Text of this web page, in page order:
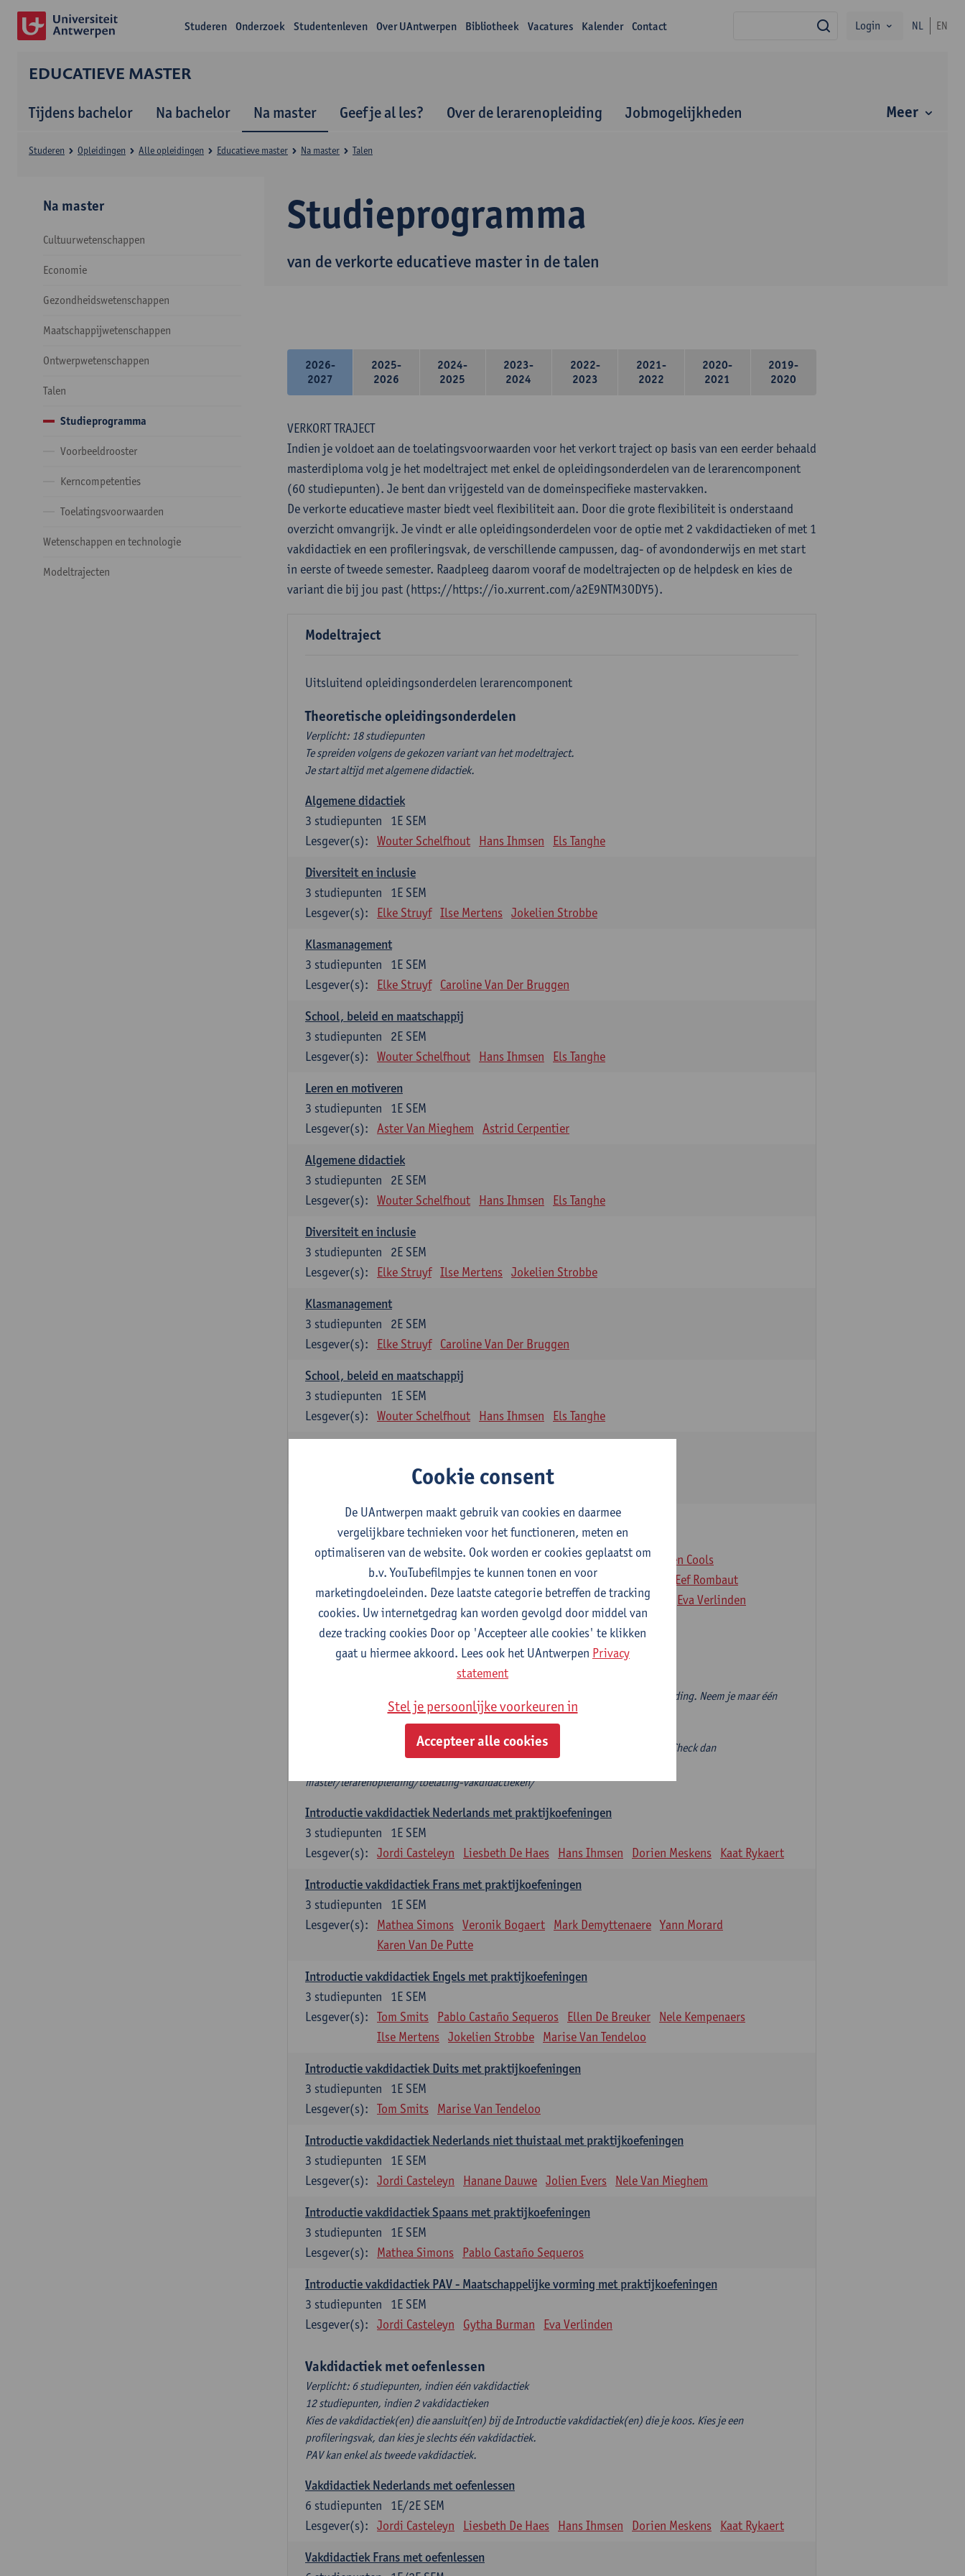
Studeren Onderzoek Studentenleven Over UAntwerpen Bibliotheek Vacatures Kalender Contact zoekLogin NL EN
EDUCATIEVE MASTER
Tijdens bachelor Na bachelor Na master Geef je al les? Over de lerarenopleiding Jobmogelijkheden Meer
Studieprogramma
van de verkorte educatieve master in de talen
Studeren Opleidingen Alle opleidingen Educatieve master Na master Talen
Na master
Cultuurwetenschappen
Economie
Gezondheidswetenschappen
Maatschappijwetenschappen
Ontwerpwetenschappen
Talen
Studieprogramma
Voorbeeldrooster
Kerncompetenties
Toelatingsvoorwaarden
Wetenschappen en technologie
Modeltrajecten
2026-
2027
2025-
2026
2024-
2025
2023-
2024
2022-
2023
2021-
2022
2020-
2021
2019-
2020
VERKORT TRAJECT
Indien je voldoet aan de toelatingsvoorwaarden voor het verkort traject op basis van een eerder behaald
masterdiploma volg je het modeltraject met enkel de opleidingsonderdelen van de lerarencomponent
(60 studiepunten). Je bent dan vrijgesteld van de domeinspecifieke mastervakken.
De verkorte educatieve master biedt veel flexibiliteit aan. Door die grote flexibiliteit is onderstaand
overzicht omvangrijk. Je vindt er alle opleidingsonderdelen voor de optie met 2 vakdidactieken of met 1
vakdidactiek en een profileringsvak, de verschillende campussen, dag- of avondonderwijs en met start
in eerste of tweede semester. Raadpleeg daarom vooraf de modeltrajecten op de helpdesk en kies de
variant die bij jou past (https://https://io.xurrent.com/a2E9NTM3ODY5).
Modeltraject
Uitsluitend opleidingsonderdelen lerarencomponent
Theoretische opleidingsonderdelen
Verplicht: 18 studiepunten
Te spreiden volgens de gekozen variant van het modeltraject.
Je start altijd met algemene didactiek.
Algemene didactiek
1E SEM
3 studiepunten
Lesgever(s):
Wouter Schelfhout Hans Ihmsen Els Tanghe
Diversiteit en inclusie
1E SEM
3 studiepunten
Lesgever(s):
Elke Struyf Ilse Mertens Jokelien Strobbe
Klasmanagement
1E SEM
3 studiepunten
Lesgever(s):
Elke Struyf Caroline Van Der Bruggen
School, beleid en maatschappij
2E SEM
3 studiepunten
Lesgever(s):
Wouter Schelfhout Hans Ihmsen Els Tanghe
Leren en motiveren
1E SEM
3 studiepunten
Lesgever(s):
Aster Van Mieghem Astrid Cerpentier
Algemene didactiek
2E SEM
3 studiepunten
Lesgever(s):
Wouter Schelfhout Hans Ihmsen Els Tanghe
Diversiteit en inclusie
2E SEM
3 studiepunten
Lesgever(s):
Elke Struyf Ilse Mertens Jokelien Strobbe
Klasmanagement
2E SEM
3 studiepunten
Lesgever(s):
Elke Struyf Caroline Van Der Bruggen
School, beleid en maatschappij
1E SEM
3 studiepunten
Lesgever(s):
Wouter Schelfhout Hans Ihmsen Els Tanghe
2E SEM
Aster Van Mieghem Astrid Cerpentier
Supervisie
1E/2E SEM
studiepunten
Lesgever(s): Aster Van Mieghem Gytha Burman Astrid Cerpentier
Koen Cools
Hanane Dauwe
Wouter Delée Hans Ihmsen
Eef Rombaut
Jokelien Strobbe
Tania Van Passen Marise Van Tendeloo Eva Verlinden
Introductie vakdidactiek
Verplicht: 3 studiepunten, indien één vakdidactiek
6 studiepunten, indien 2 vakdidactieken
In het modeltraject kies je 2 introducties vakdidactiek die aansluiten bij je vooropleiding. Neem je maar één
introductie vakdidactiek, dan kies je twee verdiepende keuzevakken.
PAV mag je niet als enige vakdidactiek nemen.
Niet zeker welke (Introductie) vakdidactiek je op basis van je diploma mag volgen? Check dan
master/lerarenopleiding/toelating-vakdidactieken/
Introductie vakdidactiek Nederlands met praktijkoefeningen
1E SEM
3 studiepunten
Lesgever(s):
Jordi Casteleyn Liesbeth De Haes Hans Ihmsen Dorien Meskens Kaat Rykaert
Introductie vakdidactiek Frans met praktijkoefeningen
1E SEM
3 studiepunten
Lesgever(s):
Mathea Simons Veronik Bogaert Mark Demyttenaere Yann Morard
Karen Van De Putte
Introductie vakdidactiek Engels met praktijkoefeningen
1E SEM
3 studiepunten
Lesgever(s):
Tom Smits Pablo Castaño Sequeros Ellen De Breuker
Nele Kempenaers
Ilse Mertens Jokelien Strobbe Marise Van Tendeloo
Introductie vakdidactiek Duits met praktijkoefeningen
1E SEM
3 studiepunten
Lesgever(s):
Tom Smits Marise Van Tendeloo
Introductie vakdidactiek Nederlands niet thuistaal met praktijkoefeningen
1E SEM
3 studiepunten
Lesgever(s):
Jordi Casteleyn Hanane Dauwe Jolien Evers Nele Van Mieghem
Introductie vakdidactiek Spaans met praktijkoefeningen
1E SEM
3 studiepunten
Lesgever(s):
Mathea Simons Pablo Castaño Sequeros
Introductie vakdidactiek PAV - Maatschappelijke vorming met praktijkoefeningen
1E SEM
3 studiepunten
Lesgever(s):
Jordi Casteleyn Gytha Burman Eva Verlinden
Vakdidactiek met oefenlessen
Verplicht: 6 studiepunten, indien één vakdidactiek
12 studiepunten, indien 2 vakdidactieken
Kies de vakdidactiek(en) die aansluit(en) bij de Introductie vakdidactiek(en) die je koos. Kies je een
profileringsvak, dan kies je slechts één vakdidactiek.
PAV kan enkel als tweede vakdidactiek.
Vakdidactiek Nederlands met oefenlessen
1E/2E SEM
6 studiepunten
Lesgever(s):
Jordi Casteleyn Liesbeth De Haes Hans Ihmsen Dorien Meskens Kaat Rykaert
Vakdidactiek Frans met oefenlessen
Cookie consent
De UAntwerpen maakt gebruik van cookies en daarmee
vergelijkbare technieken voor het functioneren, meten en
optimaliseren van de website. Ook worden er cookies geplaatst om
b.v. YouTubefilmpjes te kunnen tonen en voor
marketingdoeleinden. Deze laatste categorie betreffen de tracking
cookies. Uw internetgedrag kan worden gevolgd door middel van
deze tracking cookies Door op 'Accepteer alle cookies' te klikken
gaat u hiermee akkoord. Lees ook het UAntwerpen Privacy
statement
Stel je persoonlijke voorkeuren in
Accepteer alle cookies